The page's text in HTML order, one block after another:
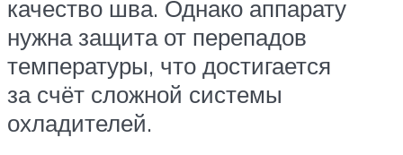
качество шва. Однако аппарату
нужна защита от перепадов
температуры, что достигается
за счёт сложной системы
охладителей.